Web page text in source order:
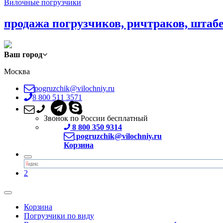
Вилочные погрузчики
продажа погрузчиков, ричтраков,
Ваш город
Москва
pogruzchik@vilochniy.ru
8 800 511 3571
Звонок по России бесплатный
8 800 350 9314
pogruzchik@vilochniy.ru
Корзина
2
Корзина
Погрузчики по виду